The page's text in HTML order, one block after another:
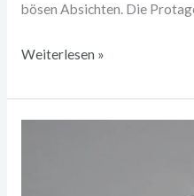
bösen Absichten. Die
Weiterlesen »